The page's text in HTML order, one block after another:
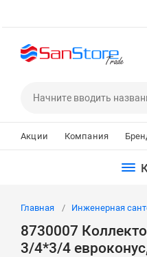
Акции Компания
Главная Инженерная
8730007
3/4*3/4